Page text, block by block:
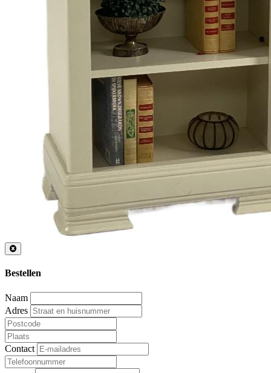
Bestellen
Naam
Adres
Contact